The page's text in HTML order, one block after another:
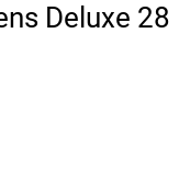
Deluxe 28